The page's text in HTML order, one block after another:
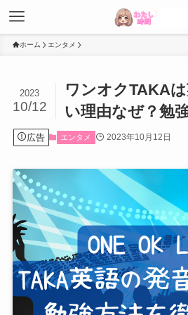
ホーム エンタメ
ワンオクTAKA
い理由なぜ？勉
2023
10/12
広告 エンタメ 2023年10月12日